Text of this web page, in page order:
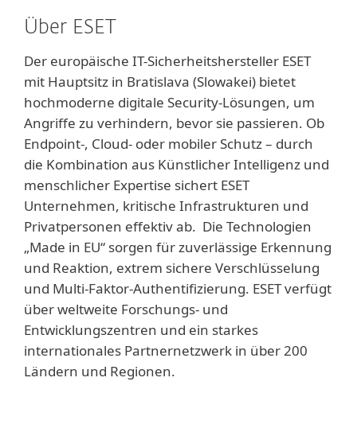
Über ESET
Der europäische IT-Sicherheitshersteller ESET
mit Hauptsitz in Bratislava (Slowakei) bietet
hochmoderne digitale Security-Lösungen, um
Angriffe zu verhindern, bevor sie passieren. Ob
Endpoint-, Cloud- oder mobiler Schutz – durch
die Kombination aus Künstlicher Intelligenz und
menschlicher Expertise sichert ESET
Unternehmen, kritische Infrastrukturen und
Privatpersonen effektiv ab. Die Technologien
„Made in EU“ sorgen für zuverlässige Erkennung
und Reaktion, extrem sichere Verschlüsselung
und Multi-Faktor-Authentifizierung. ESET verfügt
über weltweite Forschungs- und
Entwicklungszentren und ein starkes
internationales Partnernetzwerk in über 200
Ländern und Regionen.